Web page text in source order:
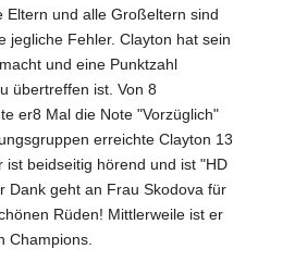
Eltern und alle Großeltern sind
jegliche Fehler. Clayton hat sein
und eine Punktzahl
übertreffen ist. Von 8
er8 Mal die Note "Vorzüglich"
erreichte Clayton 13
ist beidseitig hörend und ist "HD
Dank geht an Frau Skodova für
Rüden! Mittlerweile ist er
Champions.